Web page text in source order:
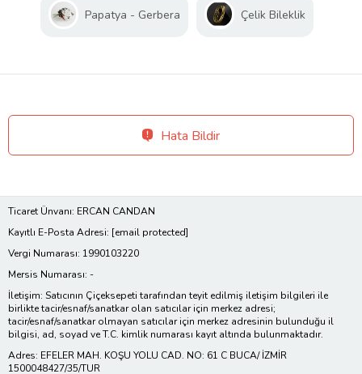
Papatya - Gerbera Çelik Bileklik
Hata Bildir
Ticaret Ünvanı: ERCAN CANDAN
Kayıtlı E-Posta Adresi: [email protected]
Vergi Numarası: 1990103220
Mersis Numarası: -
İletişim: Satıcının Çiçeksepeti tarafından teyit edilmiş iletişim bilgileri ile
birlikte tacir/esnaf/sanatkar olan satıcılar için merkez adresi;
tacir/esnaf/sanatkar olmayan satıcılar için merkez adresinin bulunduğu il
bilgisi, ad, soyad ve T.C. kimlik numarası kayıt altında bulunmaktadır.
Adres: EFELER MAH. KOŞU YOLU CAD. NO: 61 C BUCA/ İZMİR
1500048427/35/TUR